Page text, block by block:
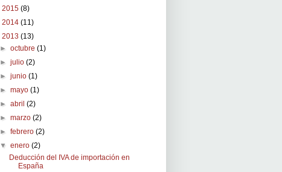
2015 (8)
2014 (11)
2013 (13)
►octubre(1)
►julio(2)
►junio(1)
►mayo(1)
►abril(2)
►marzo(2)
►febrero(2)
▼enero(2)
Deducción del IVA de importación en
España